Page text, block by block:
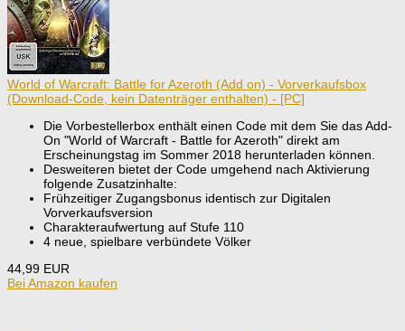
World of Warcraft: Battle for Azeroth (Add on) - Vorverkaufsbox
(Download-Code, kein Datenträger enthalten) - [PC]
Die Vorbestellerbox enthält einen Code mit dem Sie das Add-
On "World of Warcraft - Battle for Azeroth" direkt am
Erscheinungstag im Sommer 2018 herunterladen können.
Desweiteren bietet der Code umgehend nach Aktivierung
folgende Zusatzinhalte:
Frühzeitiger Zugangsbonus identisch zur Digitalen
Vorverkaufsversion
Charakteraufwertung auf Stufe 110
4 neue, spielbare verbündete Völker
44,99 EUR
Bei Amazon kaufen